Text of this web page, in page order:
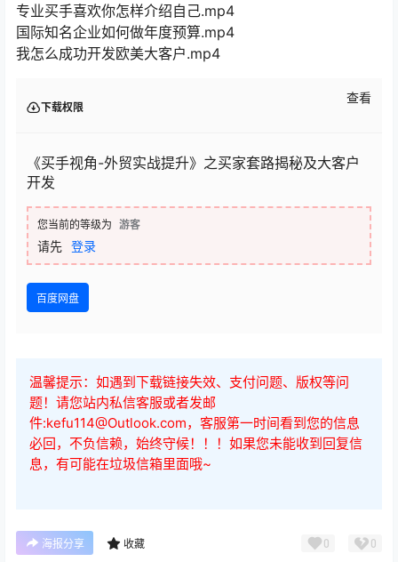
专业买手喜欢你怎样介绍自己.mp4
国际知名企业如何做年度预算.mp4
我怎么成功开发欧美大客户.mp4
下载权限
查看
《买手视角-外贸实战提升》之买家套路揭秘及大客户
开发
您当前的等级为 游客
请先 登录
百度网盘
温馨提示：如遇到下载链接失效、支付问题、版权等问
题！请您站内私信客服或者发邮
件:kefu114@Outlook.com，客服第一时间看到您的信息
必回，不负信赖，始终守候！！！如果您未能收到回复信
息，有可能在垃圾信箱里面哦~
海报分享 收藏 0 0